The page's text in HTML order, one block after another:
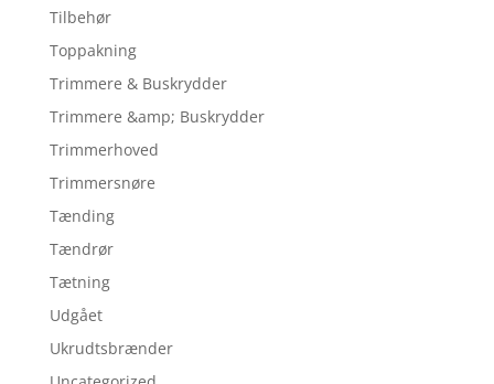
Tilbehør
Toppakning
Trimmere & Buskrydder
Trimmere &amp; Buskrydder
Trimmerhoved
Trimmersnøre
Tænding
Tændrør
Tætning
Udgået
Ukrudtsbrænder